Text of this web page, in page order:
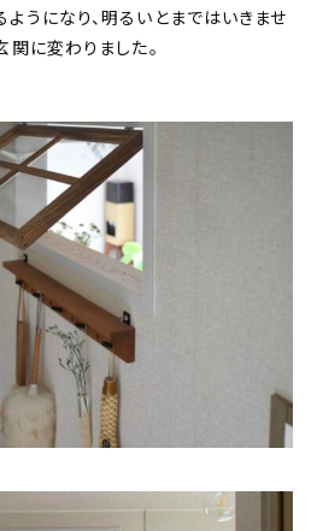
うになり、明るいとまではいきませ
関に変わりました。